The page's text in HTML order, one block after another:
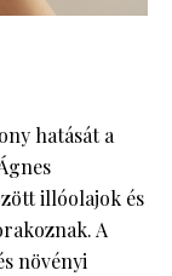
hatását a
illóolajok és
A
növényi